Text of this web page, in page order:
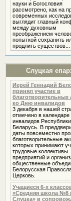
науки и Богословия
рассмотрено, как на
современных
выглядит главный
между духовным
преображением
попыткой сохранить
продлить существов...
Слуцкая
Иерей Геннадий
принял участие в
благотворительных
ко Дню инвалидов
3 декабря в нашей
отмечено в календаре
инвалидов Республики
Беларусь. В
даты повсеместно
благотворительные
которых принимают
трудовые коллективы
предприятий и
общественные
Белорусская
Церковь.
Учащиеся 6-х
«Средняя школа №8
Слуцка» в